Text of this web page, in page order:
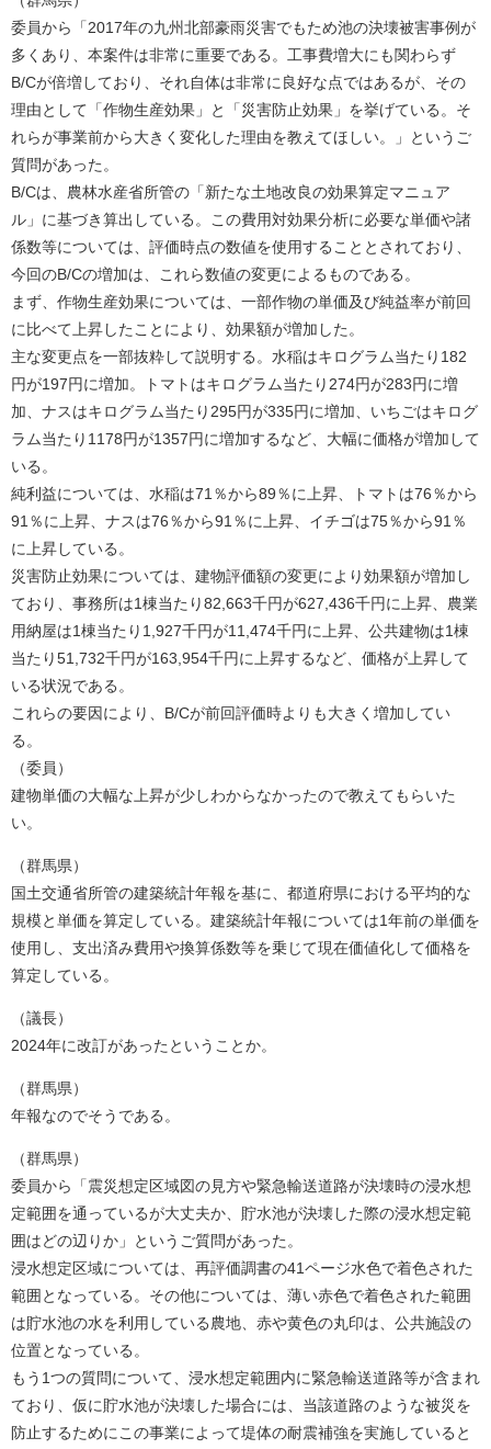
委員から「2017年の九州北部豪雨災害でもため池の決壊被害事例が
多くあり、本案件は非常に重要である。工事費増大にも関わらず
B/Cが倍増しており、それ自体は非常に良好な点ではあるが、その
理由として「作物生産効果」と「災害防止効果」を挙げている。そ
れらが事業前から大きく変化した理由を教えてほしい。」というご
質問があった。
B/Cは、農林水産省所管の「新たな土地改良の効果算定マニュア
ル」に基づき算出している。この費用対効果分析に必要な単価や諸
係数等については、評価時点の数値を使用することとされており、
今回のB/Cの増加は、これら数値の変更によるものである。
まず、作物生産効果については、一部作物の単価及び純益率が前回
に比べて上昇したことにより、効果額が増加した。
主な変更点を一部抜粋して説明する。水稲はキログラム当たり182
円が197円に増加。トマトはキログラム当たり274円が283円に増
加、ナスはキログラム当たり295円が335円に増加、いちごはキログ
ラム当たり1178円が1357円に増加するなど、大幅に価格が増加して
いる。
純利益については、水稲は71％から89％に上昇、トマトは76％から
91％に上昇、ナスは76％から91％に上昇、イチゴは75％から91％
に上昇している。
災害防止効果については、建物評価額の変更により効果額が増加し
ており、事務所は1棟当たり82,663千円が627,436千円に上昇、農業
用納屋は1棟当たり1,927千円が11,474千円に上昇、公共建物は1棟
当たり51,732千円が163,954千円に上昇するなど、価格が上昇して
いる状況である。
これらの要因により、B/Cが前回評価時よりも大きく増加してい
る。
（委員）
建物単価の大幅な上昇が少しわからなかったので教えてもらいた
い。
（群馬県）
国土交通省所管の建築統計年報を基に、都道府県における平均的な
規模と単価を算定している。建築統計年報については1年前の単価を
使用し、支出済み費用や換算係数等を乗じて現在価値化して価格を
算定している。
（議長）
2024年に改訂があったということか。
（群馬県）
年報なのでそうである。
（群馬県）
委員から「震災想定区域図の見方や緊急輸送道路が決壊時の浸水想
定範囲を通っているが大丈夫か、貯水池が決壊した際の浸水想定範
囲はどの辺りか」というご質問があった。
浸水想定区域については、再評価調書の41ページ水色で着色された
範囲となっている。その他については、薄い赤色で着色された範囲
は貯水池の水を利用している農地、赤や黄色の丸印は、公共施設の
位置となっている。
もう1つの質問について、浸水想定範囲内に緊急輸送道路等が含まれ
ており、仮に貯水池が決壊した場合には、当該道路のような被災を
防止するためにこの事業によって堤体の耐震補強を実施していると